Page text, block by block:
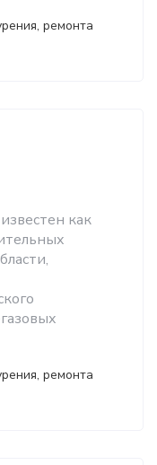
ремонта
как
ремонта